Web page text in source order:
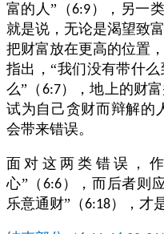
富的人”（6:9 ），另一
就是说，无论是渴望致
把财富放在更高的位置
指出，“我们没有带什
么”（ 6:7），地上的财
试为自己贪财而辩解的
会带来错误。
面对这两类错误，
心”（ 6:6），而后者则
乐意通财”（6:18），才